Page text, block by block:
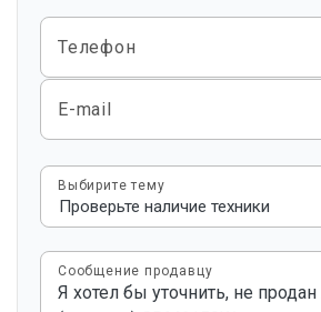
Телефон
E-mail
Выбирите тему
Сообщение продавцу